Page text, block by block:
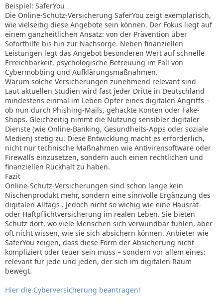
Beispiel: SaferYou
Die Online-Schutz-Versicherung SaferYou zeigt exemplarisch,
wie vielseitig diese Angebote sein können. Der Fokus liegt auf
einem ganzheitlichen Ansatz: von der Prävention über
Soforthilfe bis hin zur Nachsorge. Neben finanziellen
Leistungen legt das Angebot besonderen Wert auf schnelle
Erreichbarkeit, psychologische Betreuung im Fall von
Cybermobbing und Aufklärungsmaßnahmen.
Warum solche Versicherungen zunehmend relevant sind
Laut aktuellen Studien wird fast jeder Dritte in Deutschland
mindestens einmal im Leben Opfer eines digitalen Angriffs –
ob nun durch Phishing-Mails, gehackte Konten oder Fake-
Shops. Gleichzeitig nimmt die Nutzung sensibler digitaler
Dienste (wie Online-Banking, Gesundheits-Apps oder soziale
Medien) stetig zu. Diese Entwicklung macht es erforderlich,
nicht nur technische Maßnahmen wie Antivirensoftware oder
Firewalls einzusetzen, sondern auch einen rechtlichen und
finanziellen Rückhalt zu haben.
Fazit
Online-Schutz-Versicherungen sind schon lange kein
Nischenprodukt mehr, sondern eine sinnvolle Ergänzung des
digitalen Alltags . Jedoch nicht so wichig wie eine Hausrat-
oder Haftpflichtversicherung im realen Leben. Sie bieten
Schutz dort, wo viele Menschen sich verwundbar fühlen, aber
oft nicht wissen, wie sie sich absichern können. Anbieter wie
SaferYou zeigen, dass diese Form der Absicherung nicht
kompliziert oder teuer sein muss – sondern vor allem eines:
relevant für jede und jeden, der sich im digitalen Raum
bewegt.
Hier die Cyberversicherung beantragen!